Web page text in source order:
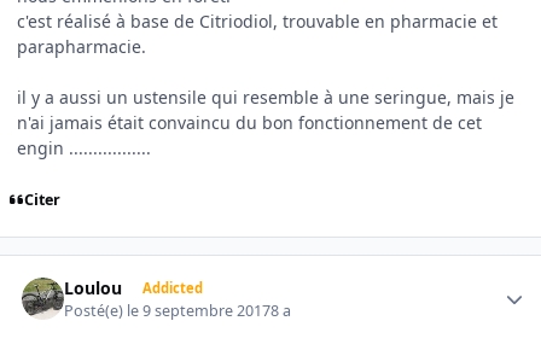
c'est réalisé à base de Citriodiol, trouvable en pharmacie et
parapharmacie.
il y a aussi un ustensile qui resemble à une seringue, mais je
n'ai jamais était convaincu du bon fonctionnement de cet
engin .................
Citer
Loulou Addicted
Posté(e) le 9 septembre 20178 a